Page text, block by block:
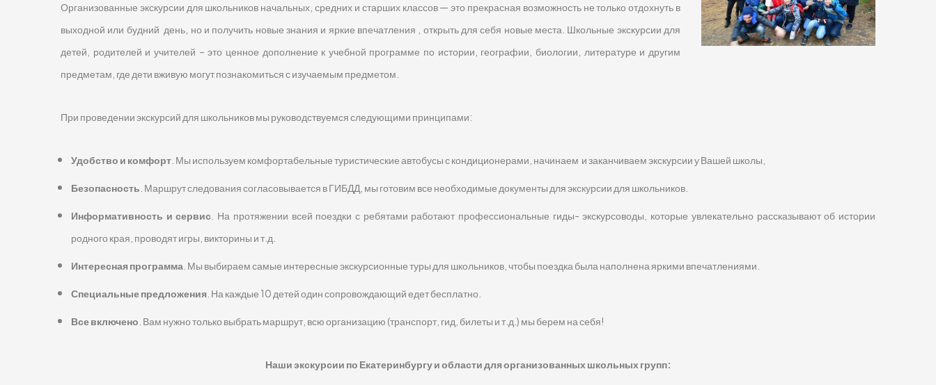
Организованные экскурсии для школьников начальных, средних и старших классов — это прекрасная возможность не только отдохнуть в
выходной или будний день, но и получить новые знания и яркие впечатления , открыть для себя новые места. Школьные экскурсии для
детей, родителей и учителей – это ценное дополнение к учебной программе по истории, географии, биологии, литературе и другим
предметам, где дети вживую могут познакомиться с изучаемым предметом.
При проведении экскурсий для школьников мы руководствуемся следующими принципами:
Удобство и комфорт . Мы используем комфортабельные туристические автобусы с кондиционерами, начинаем и заканчиваем экскурсии у Вашей школы,
Безопасность . Маршрут следования согласовывается в ГИБДД, мы готовим все необходимые документы для экскурсии для школьников.
Информативность и сервис . На протяжении всей поездки с ребятами работают профессиональные гиды- экскурсоводы, которые увлекательно рассказывают об истории
родного края, проводят игры, викторины и т.д.
Интересная программа . Мы выбираем самые интересные экскурсионные туры для школьников, чтобы поездка была наполнена яркими впечатлениями.
Специальные предложения . На каждые 10 детей один сопровождающий едет бесплатно.
Все включено . Вам нужно только выбрать маршрут, всю организацию (транспорт, гид, билеты и т.д.) мы берем на себя!
Наши экскурсии по Екатеринбургу и области для организованных школьных групп: